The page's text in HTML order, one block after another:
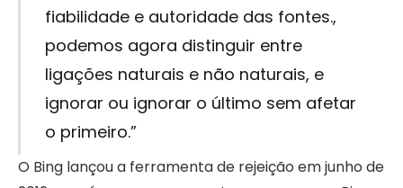
fiabilidade e autoridade das fontes.,
podemos agora distinguir entre
ligações naturais e não naturais, e
ignorar ou ignorar o último sem afetar
o primeiro.”
O Bing lançou a ferramenta de rejeição em junho de